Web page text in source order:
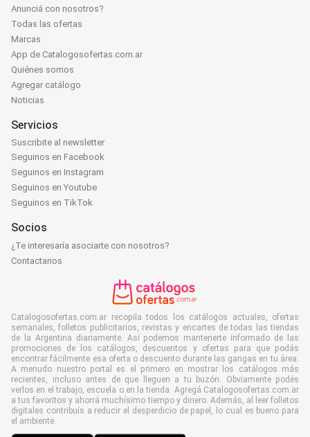
Anunciá con nosotros?
Todas las ofertas
Marcas
App de Catalogosofertas.com.ar
Quiénes somos
Agregar catálogo
Noticias
Servicios
Suscribite al newsletter
Seguinos en Facebook
Seguinos en Instagram
Seguinos en Youtube
Seguinos en TikTok
Socios
¿Te interesaría asociarte con nosotros?
Contactanos
Catalogosofertas.com.ar recopila todos los catálogos actuales, ofertas
semanales, folletos publicitarios, revistas y encartes de todas las tiendas
de la Argentina diariamente. Así podemos mantenerte informado de las
promociones de los catálogos, descuentos y ofertas para que podás
encontrar fácilmente esa oferta o descuento durante las gangas en tu área.
A menudo nuestro portal es el primero en mostrar los catálogos más
recientes, incluso antes de que lleguen a tu buzón. Obviamente podés
verlos en el trabajo, escuela o en la tienda. Agregá Catalogosofertas.com.ar
a tus favoritos y ahorrá muchísimo tiempo y dinero. Además, al leer folletos
digitales contribuís a reducir el desperdicio de papel, lo cual es bueno para
el ambiente.